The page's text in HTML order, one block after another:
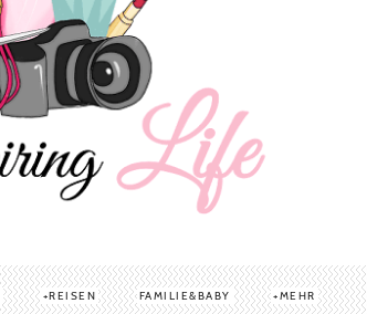
REISEN FAMILIE&BABY MEHR